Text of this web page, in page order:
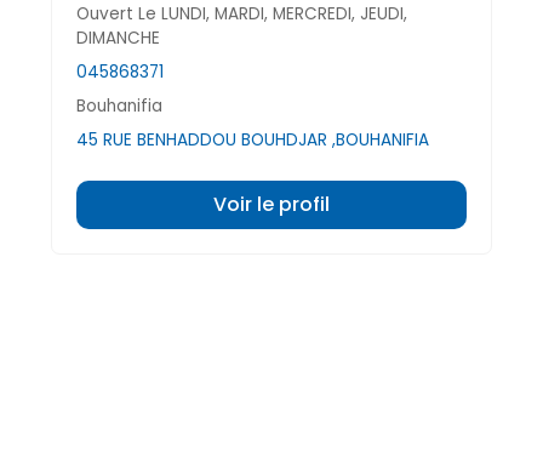
Ouvert Le LUNDI, MARDI, MERCREDI, JEUDI,
DIMANCHE
045868371
Bouhanifia
45 RUE BENHADDOU BOUHDJAR ,BOUHANIFIA
Voir le profil